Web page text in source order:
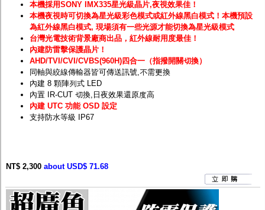
本機採用SONY IMX335星光級晶片,夜視效果佳！
本機夜視時可切換為星光級彩色模式或紅外線黑白模式！ 本機預設
為紅外線黑白模式, 現場須有一些光源才能切換為星光級模式
台灣光電技術背景廠商出品，紅外線耐用度最佳！
內建防雷擊保護晶片！
AHD/TVI/CVI/CVBS(960H)四合一（指撥開關切換）
同軸與絞線傳輸器皆可傳送訊號,不需更換
內建 8 顆陣列式 LED
內置 IR-CUT 切換,日夜效果還原度高
內建 UTC 功能 OSD 設定
支持防水等級 IP67
NT$ 2,300 about USD$ 71.68